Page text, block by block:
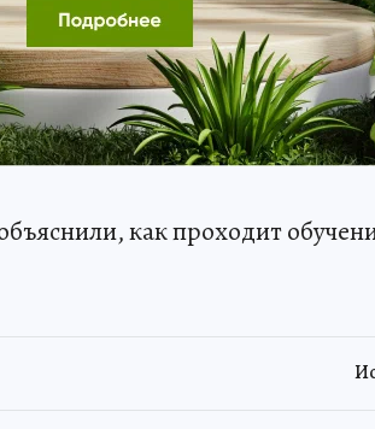
как проходит